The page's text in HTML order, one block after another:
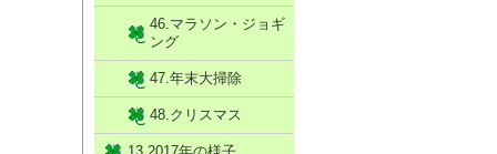
46.マラソン・ジョギ
ング
47.年末大掃除
48.クリスマス
13.2017年の様子